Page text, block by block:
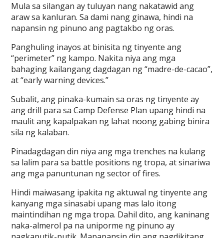
Mula sa silangan ay tuluyan nang nakatawid ang
araw sa kanluran. Sa dami nang ginawa, hindi na
napansin ng pinuno ang pagtakbo ng oras.
Panghuling inayos at binisita ng tinyente ang
“perimeter” ng kampo. Nakita niya ang mga
bahaging kailangang dagdagan ng “madre-de-cacao”,
at “early warning devices.”
Subalit, ang pinaka-kumain sa oras ng tinyente ay
ang drill para sa Camp Defense Plan upang hindi na
maulit ang kapalpakan ng lahat noong gabing binira
sila ng kalaban.
Pinadagdagan din niya ang mga trenches na kulang
sa lalim para sa battle positions ng tropa, at sinariwa
ang mga panuntunan ng sector of fires.
Hindi maiwasang ipakita ng aktuwal ng tinyente ang
kanyang mga sinasabi upang mas lalo itong
maintindihan ng mga tropa. Dahil dito, ang kaninang
naka-almerol pa na uniporme ng pinuno ay